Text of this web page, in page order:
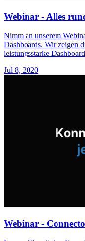
Webinar - Alles
Nimm an unserem
Dashboards. Wir zeigen
leistungsstarke
Jul 8, 2020
Webinar -